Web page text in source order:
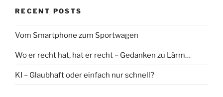
RECENT POSTS
Vom Smartphone zum Sportwagen
Wo er recht hat, hat er recht – Gedanken zu Lärm…
KI – Glaubhaft oder einfach nur schnell?